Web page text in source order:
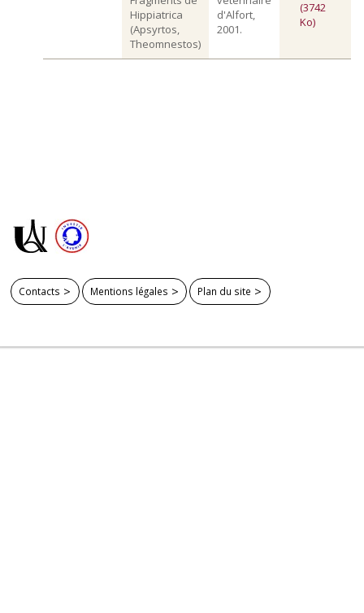
Hippiatrica
(Apsyrtos,
Theomnestos)
d'Alfort,
2001.
(3742
Ko)
Contacts Mentions légales Plan du site